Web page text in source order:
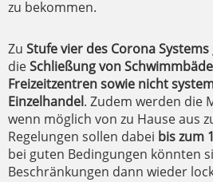
zu bekommen.
Zu Stufe vier des Corona Systems
dieSchließung von
Freizeitzentren sowie nicht
Einzelhandel. Zudem werden die
wenn möglich von zu Hause aus
Regelungen sollen dabei bis zum
bei guten Bedingungen könnten
Beschränkungen dann wieder